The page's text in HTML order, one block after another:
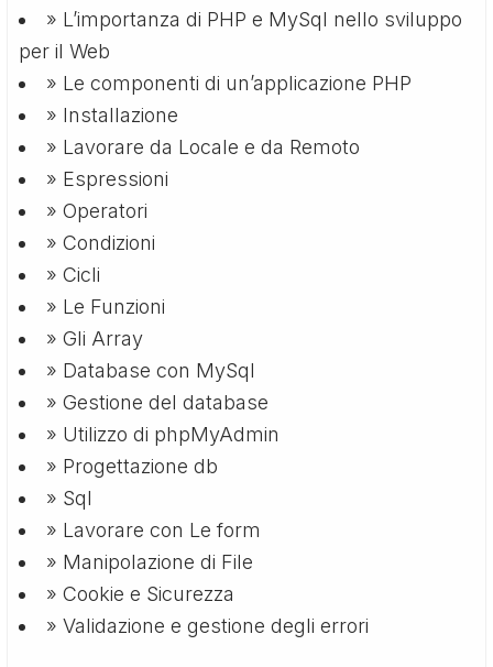
» L’importanza di PHP e MySql nello sviluppo
per il Web
» Le componenti di un’applicazione PHP
» Installazione
» Lavorare da Locale e da Remoto
» Espressioni
» Operatori
» Condizioni
» Cicli
» Le Funzioni
» Gli Array
» Database con MySql
» Gestione del database
» Utilizzo di phpMyAdmin
» Progettazione db
» Sql
» Lavorare con Le form
» Manipolazione di File
» Cookie e Sicurezza
» Validazione e gestione degli errori